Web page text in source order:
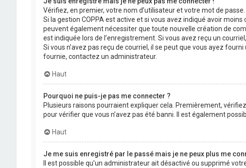
Vérifiez, en premier, votre nom d’utilisateur et votre mot de passe.
Si la gestion COPPA est active et si vous avez indiqué avoir
peuvent également nécessiter que toute nouvelle création de
est indiquée lors de l’enregistrement. Si vous avez reçu un
Si vous n’avez pas reçu de courriel, il se peut que vous ayez
fournie, contactez un administrateur.
Haut
Pourquoi ne puis-je pas me connecter ?
Plusieurs raisons pourraient expliquer cela. Premièrement,
pour vérifier que vous n’avez pas été banni. Il est également
Haut
Je me suis enregistré par le passé mais je ne peux plus me
Il est possible qu’un administrateur ait désactivé ou supprimé